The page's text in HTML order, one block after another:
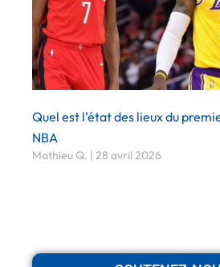
Quel est l’état des lieux du
NBA
Mathieu Q. 28 avril 2026